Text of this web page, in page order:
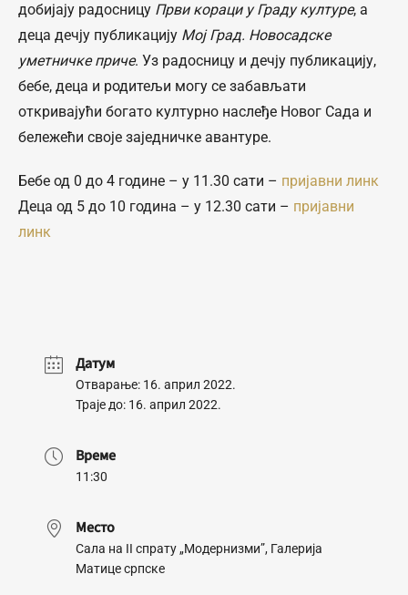
добијају радосницу Први кораци у Граду културе, а
деца дечју публикацију Мој Град. Новосадске
уметничке приче. Уз радосницу и дечју публикацију,
бебе, деца и родитељи могу се забављати
откривајући богато културно наслеђе Новог Сада и
бележећи своје заједничке авантуре.
Бебе од 0 до 4 године – у 11.30 сати – пријавни линк
Деца од 5 до 10 година – у 12.30 сати – пријавни
линк
Датум
Отварање: 16. април 2022.
Траје до: 16. април 2022.
Време
11:30
Место
Сала на II спрату „Модернизми”, Галерија
Матице српске